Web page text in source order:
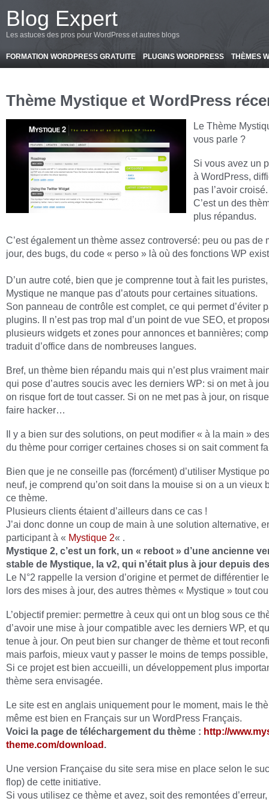
Blog Expert
Les astuces des pros pour WordPress et autres blogs
FORMATION WORDPRESS GRATUITE PLUGINS WORDPRESS THÈMES
Thème Mystique et WordPress
Le Thème
vous parle ?
Si vous avez un
à WordPress,
pas l’avoir croisé.
C’est un des
plus répandus.
C’est également un thème assez controversé: peu ou pas de
jour, des bugs, du code « perso » là où des fonctions WP
D’un autre coté, bien que je comprenne tout à fait les
Mystique ne manque pas d’atouts pour certaines situations.
Son panneau de contrôle est complet, ce qui permet d’éviter
plugins. Il n’est pas trop mal d’un point de vue SEO, et
plusieurs widgets et zones pour annonces et bannières;
traduit d’office dans de nombreuses langues.
Bref, un thème bien répandu mais qui n’est plus vraiment
qui pose d’autres soucis avec les derniers WP: si on met à
on risque fort de tout casser. Si on ne met pas à jour, on
faire hacker…
Il y a bien sur des solutions, on peut modifier « à la main »
du thème pour corriger certaines choses si on sait comment
Bien que je ne conseille pas (forcément) d’utiliser Mystique
neuf, je comprend qu’on soit dans la mouise si on a un vieux
ce thème.
Plusieurs clients étaient d’ailleurs dans ce cas !
J’ai donc donne un coup de main à une solution alternative,
participant à « Mystique 2« .
Mystique 2, c’est un fork, un « reboot » d’une ancienne
stable de Mystique, la v2, qui n’était plus à jour depuis
Le N°2 rappelle la version d’origine et permet de différentier
lors des mises à jour, des autres thèmes « Mystique » tout
L’objectif premier: permettre à ceux qui ont un blog sous ce
d’avoir une mise à jour compatible avec les derniers WP, et
tenue à jour. On peut bien sur changer de thème et tout
mais parfois, mieux vaut y passer le moins de temps
Si ce projet est bien accueilli, un développement plus
thème sera envisagée.
Le site est en anglais uniquement pour le moment, mais le
même est bien en Français sur un WordPress Français.
Voici la page de téléchargement du thème : http://
theme.com/download.
Une version Française du site sera mise en place selon le
flop) de cette initiative.
Si vous utilisez ce thème et avez, soit des remontées